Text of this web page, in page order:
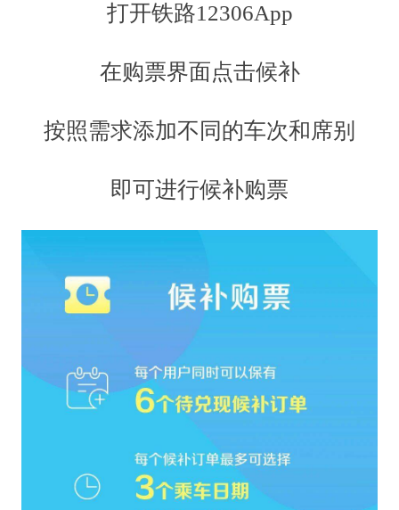
打开铁路12306App
在购票界面点击候补
按照需求添加不同的车次和席别
即可进行候补购票